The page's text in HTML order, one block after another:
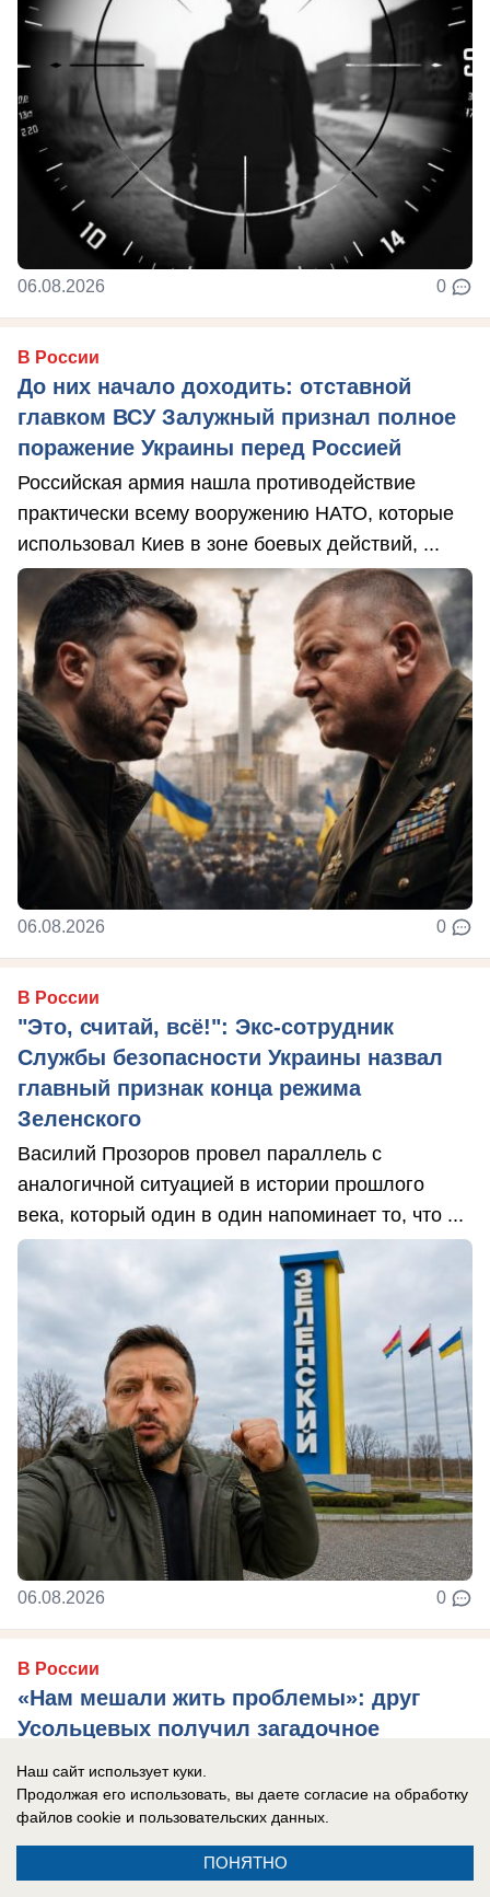
06.08.2026 0
В России
До них начало доходить: отставной
главком ВСУ Залужный признал полное
поражение Украины перед Россией
Российская армия нашла противодействие
практически всему вооружению НАТО, которые
использовал Киев в зоне боевых действий, ...
06.08.2026 0
В России
"Это, считай, всё!": Экс-сотрудник
Службы безопасности Украины назвал
главный признак конца режима
Зеленского
Василий Прозоров провел параллель с
аналогичной ситуацией в истории прошлого
века, который один в один напоминает то, что ...
06.08.2026 0
В России
«Нам мешали жить проблемы»: друг
Усольцевых получил загадочное
Новая тайна Усольцевых: послание пришло
спустя 10 месяцев после исчезновения.
Наш сайт использует куки.
Продолжая его использовать, вы даете согласие на обработку
файлов cookie и пользовательских данных.
ПОНЯТНО